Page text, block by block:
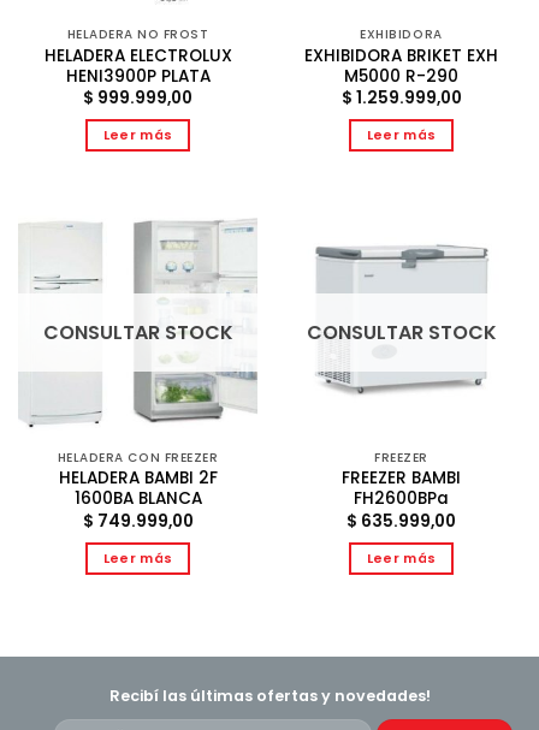
HELADERA NO FROST
HELADERA ELECTROLUX
HENI3900P PLATA
$ 999.999,00
Leer más
EXHIBIDORA
EXHIBIDORA BRIKET EXH
M5000 R-290
$ 1.259.999,00
Leer más
CONSULTAR STOCK
HELADERA CON FREEZER
HELADERA BAMBI 2F
1600BA BLANCA
$ 749.999,00
Leer más
CONSULTAR STOCK
FREEZER
FREEZER BAMBI
FH2600BPa
$ 635.999,00
Leer más
Recibí las últimas ofertas y novedades!